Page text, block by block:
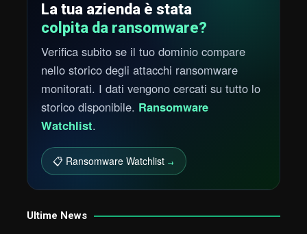
La tua azienda è stata
colpita da ransomware?
Verifica subito se il tuo dominio compare
nello storico degli attacchi ransomware
monitorati. I dati vengono cercati su tutto lo
storico disponibile. Ransomware
Watchlist.
📋 Ransomware Watchlist →
Ultime News